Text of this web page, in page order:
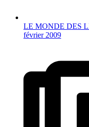
LE MONDE DES
février 2009